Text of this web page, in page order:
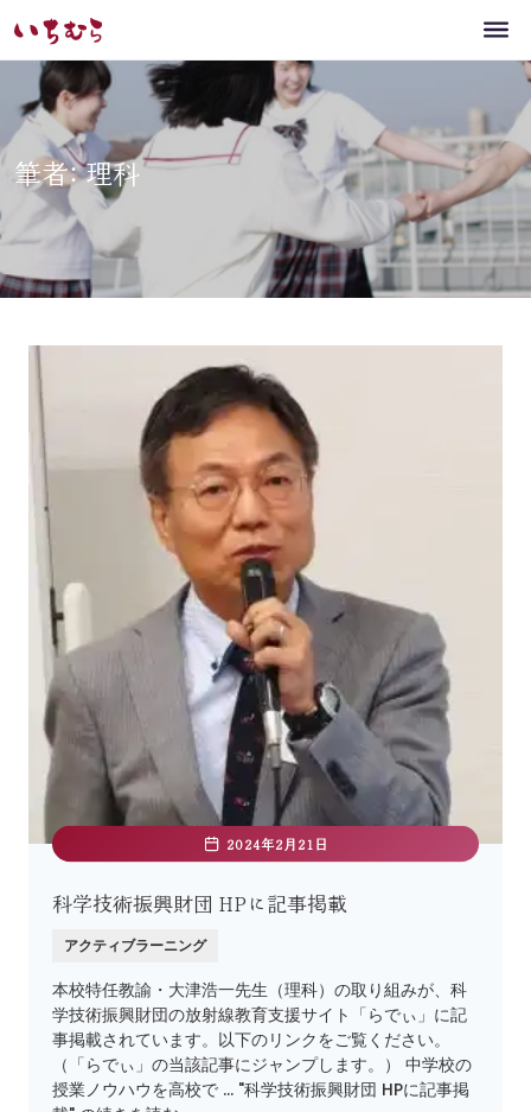
筆者: 理科
2024年2月21日
科学技術振興財団 HPに記事掲載
アクティブラーニング
本校特任教諭・大津浩一先生（理科）の取り組みが、科
学技術振興財団の放射線教育支援サイト「らでぃ」に記
事掲載されています。以下のリンクをご覧ください。
（「らでぃ」の当該記事にジャンプします。） 中学校の
授業ノウハウを高校で … "科学技術振興財団 HPに記事掲